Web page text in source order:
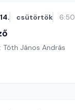
csütörtök 6:50
Tóth János András